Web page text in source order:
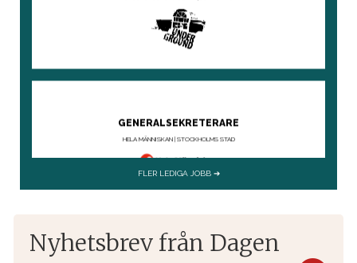
Nyhetsbrev från Dagen